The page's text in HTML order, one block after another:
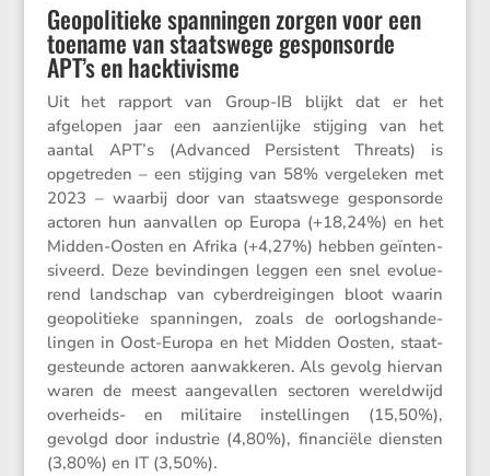
Geopolitieke spanningen zorgen voor een
toename van staatswege gesponsorde
APT’s en hacktivisme
Uit het rapport van Group-IB blijkt dat er het
afgelopen jaar een aanzien­lijke stijging van het
aantal APT’s (Advanced Persis­tent Threats) is
opgetreden – een stijging van 58% verge­leken met
2023 – waarbij door van staats­wege gespon­sorde
actoren hun aanvallen op Europa (+18,24%) en het
Midden-Oosten en Afrika (+4,27%) hebben geïnten­
si­veerd. Deze bevin­dingen leggen een snel evolu­e­
rend landschap van cyber­drei­gingen bloot waarin
geopo­li­tieke spanningen, zoals de oorlogs­han­de­
lingen in Oost-Europa en het Midden Oosten, staat-
gesteunde actoren aanwak­keren. Als gevolg hiervan
waren de meest aange­vallen sectoren wereld­wijd
overheids- en militaire instel­lingen (15,50%),
gevolgd door industrie (4,80%), finan­ciële diensten
(3,80%) en IT (3,50%).